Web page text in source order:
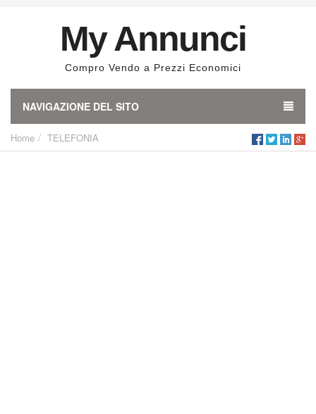
My Annunci
Compro Vendo a Prezzi Economici
NAVIGAZIONE DEL SITO
Home TELEFONIA